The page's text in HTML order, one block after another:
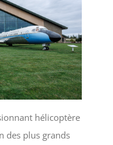
hélicoptère
des plus grands